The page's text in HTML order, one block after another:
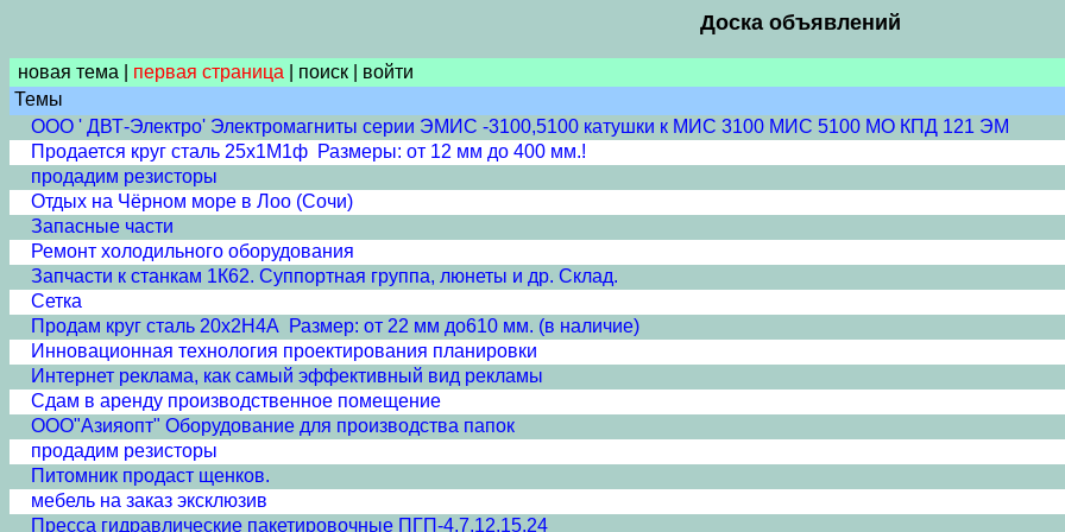
Доска объявлений
новая тема первая страница поиск войти
Темы
ООО ' ДВТ-Электро' Электромагниты серии ЭМИС -3100,5100 катушки к МИС 3100 МИС 5100 МО КПД 121 ЭМ
Продается круг сталь 25х1М1ф Размеры: от 12 мм до 400 мм.!
продадим резисторы
Отдых на Чёрном море в Лоо (Сочи)
Запасные части
Ремонт холодильного оборудования
Запчасти к станкам 1К62. Суппортная группа, люнеты и др. Склад.
Сетка
Продам круг сталь 20х2Н4А Размер: от 22 мм до610 мм. (в наличие)
Инновационная технология проектирования планировки
Интернет реклама, как самый эффективный вид рекламы
Сдам в аренду производственное помещение
ООО"Азияопт" Оборудование для производства папок
продадим резисторы
Питомник продаст щенков.
мебель на заказ эксклюзив
Пресса гидравлические пакетировочные ПГП-4,7,12,15,24